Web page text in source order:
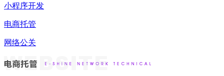
小程序开发
电商托管
网络公关